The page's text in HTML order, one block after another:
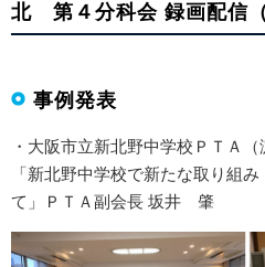
北 第４分科会 録画配信
事例発表
・大阪市立新北野中学校ＰＴＡ（
「新北野中学校で新たな取り組
て」ＰＴＡ副会長 坂井 肇